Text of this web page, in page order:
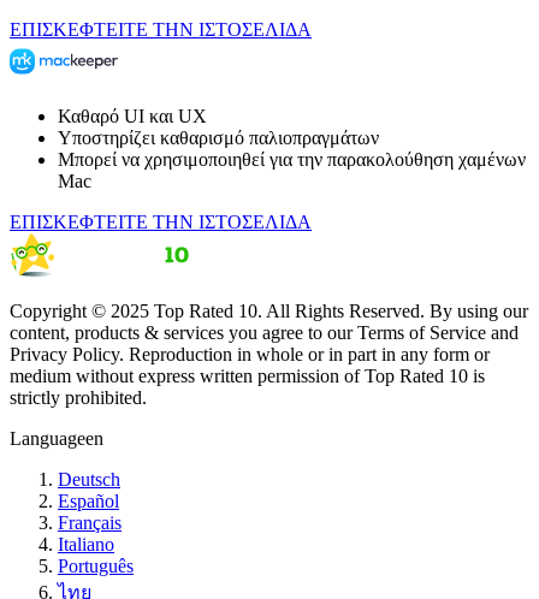
ΕΠΙΣΚΕΦΤΕΙΤΕ ΤΗΝ ΙΣΤΟΣΕΛΙΔΑ
Καθαρό UI και UX
Υποστηρίζει καθαρισμό παλιοπραγμάτων
Μπορεί να χρησιμοποιηθεί για την παρακολούθηση χαμένων
Mac
ΕΠΙΣΚΕΦΤΕΙΤΕ ΤΗΝ ΙΣΤΟΣΕΛΙΔΑ
Copyright © 2025 Top Rated 10. All Rights Reserved. By using our
content, products & services you agree to our Terms of Service and
Privacy Policy. Reproduction in whole or in part in any form or
medium without express written permission of Top Rated 10 is
strictly prohibited.
Languageen
Deutsch
Español
Français
Italiano
Português
ไทย